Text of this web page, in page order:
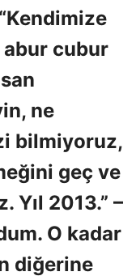
abur cubur
ne
bilmiyoruz,
geç ve
Yıl 2013.” –
O kadar
diğerine